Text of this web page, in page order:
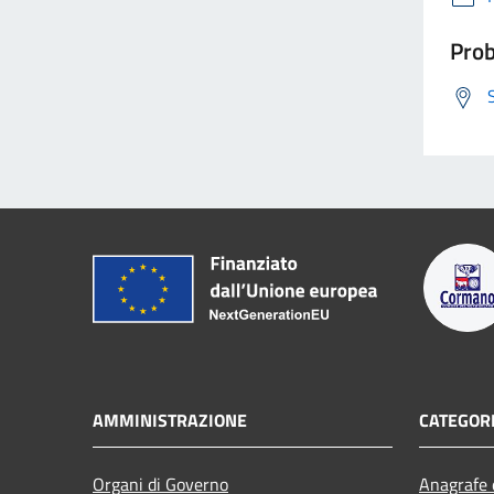
AMMINISTRAZIONE
Organi di Governo